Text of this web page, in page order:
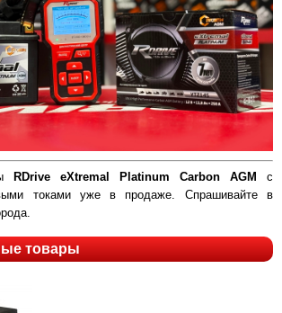
RDrive eXtremal Platinum Carbon AGM с
токами уже в продаже. Спрашивайте в
товары